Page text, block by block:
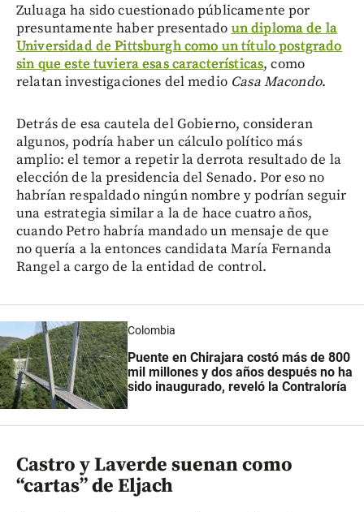
Zuluaga ha sido cuestionado públicamente por
presuntamente haber presentado un diploma de la
Universidad de Pittsburgh como un título postgrado
sin que este tuviera esas características, como
relatan investigaciones del medio Casa Macondo.
Detrás de esa cautela del Gobierno, consideran
algunos, podría haber un cálculo político más
amplio: el temor a repetir la derrota resultado de la
elección de la presidencia del Senado. Por eso no
habrían respaldado ningún nombre y podrían seguir
una estrategia similar a la de hace cuatro años,
cuando Petro habría mandado un mensaje de que
no quería a la entonces candidata María Fernanda
Rangel a cargo de la entidad de control.
Colombia
Puente en Chirajara costó más de 800
mil millones y dos años después no ha
sido inaugurado, reveló la Contraloría
Castro y Laverde suenan como
“cartas” de Eljach